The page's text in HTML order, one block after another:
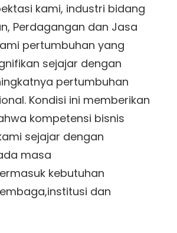
kami, industri bidang
Perdagangan dan Jasa
pertumbuhan yang
sejajar dengan
pertumbuhan
Kondisi ini memberikan
kompetensi bisnis
sejajar dengan
masa
kebutuhan
dan